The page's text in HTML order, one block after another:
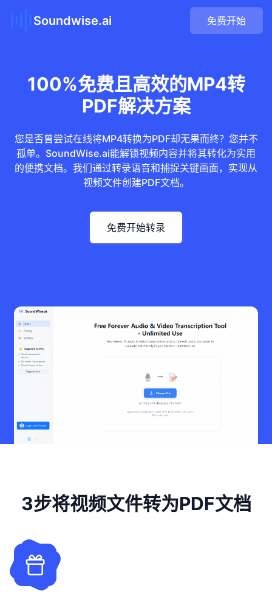
Soundwise.ai 免费开始
100%免费且高效的MP4转
PDF解决方案
您是否曾尝试在线将MP4转换为PDF却无果而终？您并不
孤单。SoundWise.ai能解锁视频内容并将其转化为实用
的便携文档。我们通过转录语音和捕捉关键画面，实现从
视频文件创建PDF文档。
免费开始转录
3步将视频文件转为PDF文档